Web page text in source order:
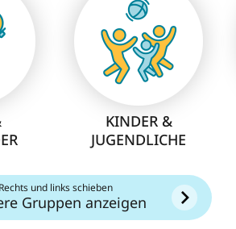
KINDER &
JUGENDLICHE
Rechts und links schieben
Gruppen anzeigen